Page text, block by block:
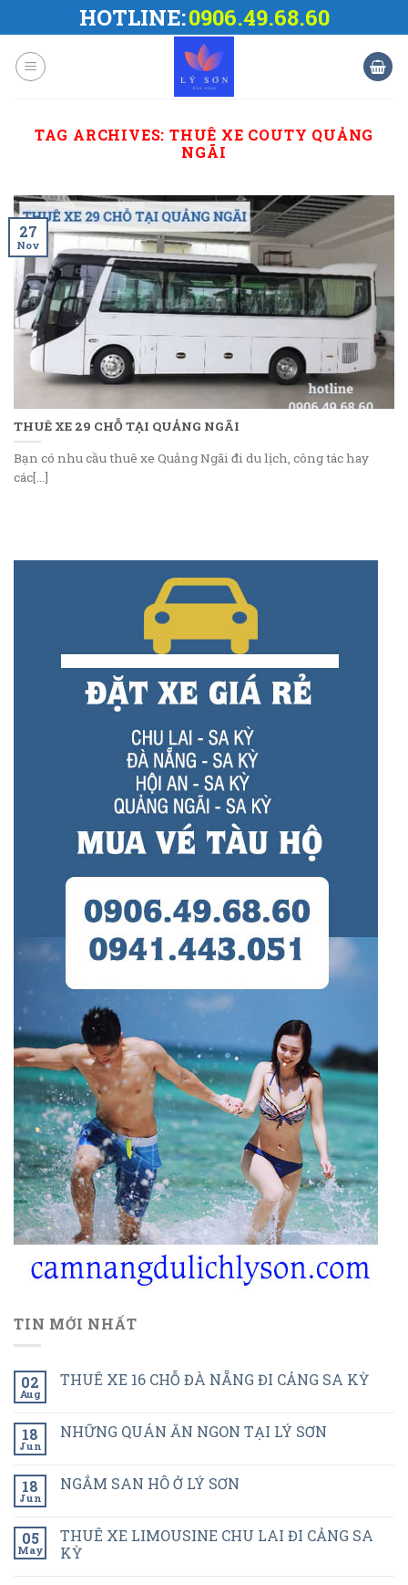
to
content
HOTLINE:0906.49.68.60
TAG ARCHIVES: THUÊ XE COUTY QUẢNG
NGÃI
THUÊ XE 29 CHỖ TẠI QUẢNG NGÃI
Bạn có nhu cầu thuê xe Quảng Ngãi đi du lịch, công tác hay
các[...]
27
Nov
TIN MỚI NHẤT
02
Aug
THUÊ XE 16 CHỖ ĐÀ NẴNG ĐI CẢNG SA KỲ
18
Jun
NHỮNG QUÁN ĂN NGON TẠI LÝ SƠN
18
Jun
NGẮM SAN HÔ Ở LÝ SƠN
05
May
THUÊ XE LIMOUSINE CHU LAI ĐI CẢNG SA
KỲ